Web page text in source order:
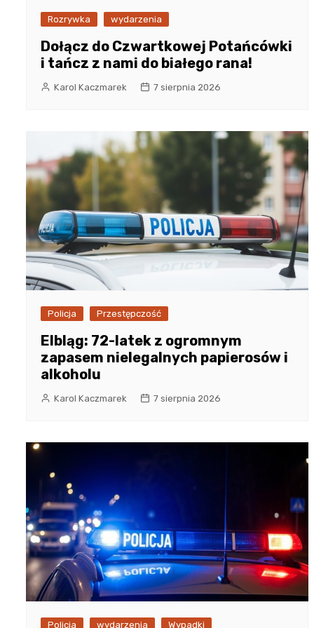
Rozrywka wydarzenia
Dołącz do Czwartkowej Potańcówki
i tańcz z nami do białego rana!
Karol Kaczmarek 7 sierpnia 2026
Policja Przestępczość
Elbląg: 72-latek z ogromnym
zapasem nielegalnych papierosów i
alkoholu
Karol Kaczmarek 7 sierpnia 2026
Policja wydarzenia Wypadki